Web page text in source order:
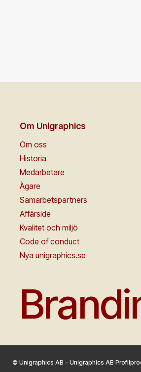
Om Unigraphics
Om oss
Historia
Medarbetare
Ägare
Samarbetspartners
Affärside
Kvalitet och miljö
Code of conduct
Nya unigraphics.se
© Unigraphics AB - Unigraphics AB